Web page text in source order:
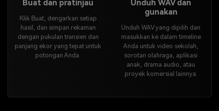
Buat dan pratinjau
Klik Buat, dengarkan setiap
hasil, dan simpan rekaman
dengan pukulan transien dan
panjang ekor yang tepat untuk
potongan Anda.
Unduh WAV dan
gunakan
Unduh WAV yang dipilih dan
masukkan ke dalam timeline
Anda untuk video sekolah,
sorotan olahraga, aplikasi
anak, drama audio, atau
proyek komersial lainnya.